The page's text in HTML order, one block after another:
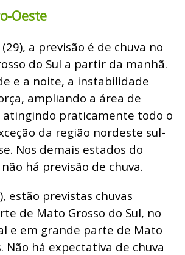
Oeste
a previsão é de chuva no
do Sul a partir da manhã.
e a noite, a instabilidade
ampliando a área de
atingindo praticamente todo o
da região nordeste sul-
Nos demais estados do
há previsão de chuva.
estão previstas chuvas
de Mato Grosso do Sul, no
e em grande parte de Mato
Não há expectativa de chuva